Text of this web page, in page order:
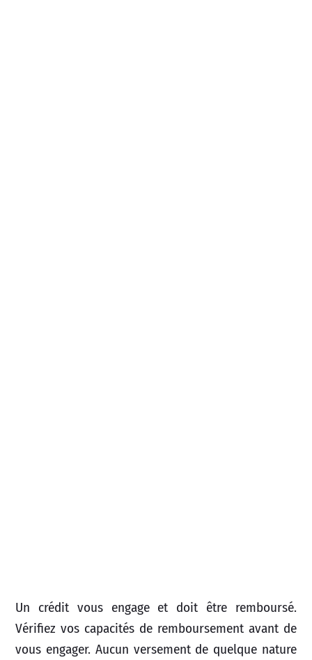
Un crédit vous engage et doit être remboursé.
Vérifiez vos capacités de remboursement avant de
vous engager. Aucun versement de quelque nature